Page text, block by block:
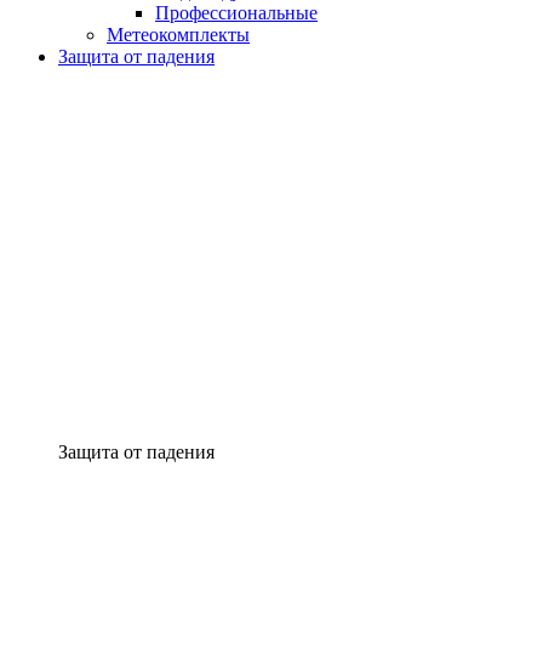
Профессиональные
Метеокомплекты
Защита от падения
Защита от падения